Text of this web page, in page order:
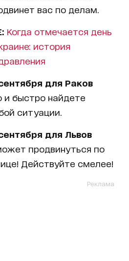
вас по делам.
Когда отмечается день
история
для Раков
и быстро найдете
ситуации.
для Львов
продвинуться по
Действуйте смелее!
Реклама